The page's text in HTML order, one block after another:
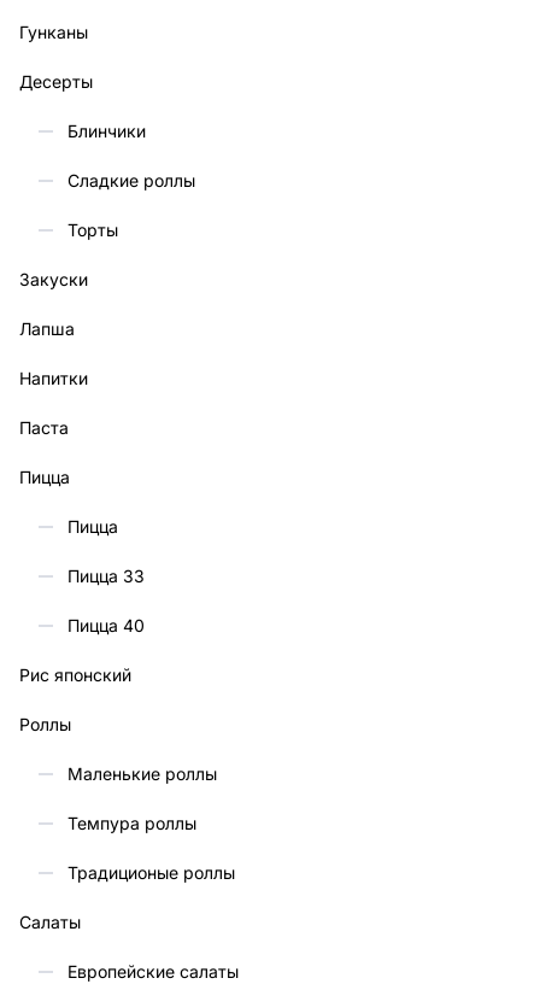
Гунканы
Десерты
Блинчики
Сладкие роллы
Торты
Закуски
Лапша
Напитки
Паста
Пицца
Пицца
Пицца 33
Пицца 40
Рис японский
Роллы
Маленькие роллы
Темпура роллы
Традиционые роллы
Салаты
Европейские салаты